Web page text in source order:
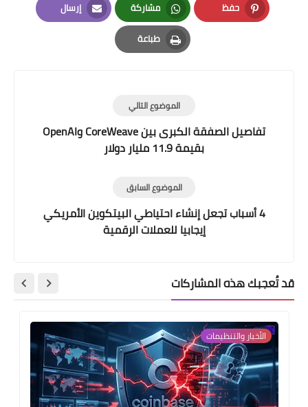
حفظ
Pinterest
مشاركة
Whatsapp
إرسال
Email
طباعة
Print
الموضوع التالي
تفاصيل الصفقة الكبرى بين CoreWeave وOpenAI
بقيمة 11.9 مليار دولار
الموضوع السابق
4 أسباب تجعل إنشاء احتياطي البيتكوين الأمريكي
إيجابيا للعملات الرقمية
قد تُعجبك هذه المشاركات
الأخبار والتنظيمات